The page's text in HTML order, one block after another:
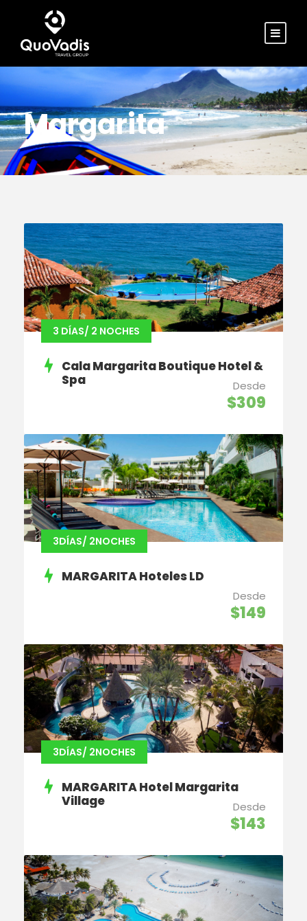
Margarita
3 DÍAS/ 2 NOCHES
Cala Margarita Boutique Hotel &
Spa
Desde
$309
3DÍAS/ 2NOCHES
MARGARITA Hoteles LD
Desde
$149
3DÍAS/ 2NOCHES
MARGARITA Hotel Margarita
Village
Desde
$143